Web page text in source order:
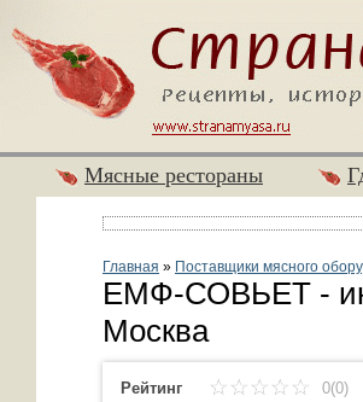
Мясные рестораны
Главная » Поставщики мясного
ЕМФ-СОВЬЕТ -
Москва
Рейтинг
0(0)